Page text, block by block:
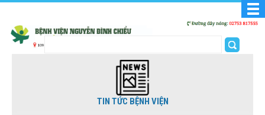
TIN TỨC BỆNH VIỆN